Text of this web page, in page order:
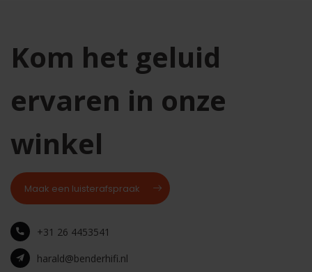
Kom het geluid
ervaren in onze
winkel
Maak een luisterafspraak
+31 26 4453541
harald@benderhifi.nl